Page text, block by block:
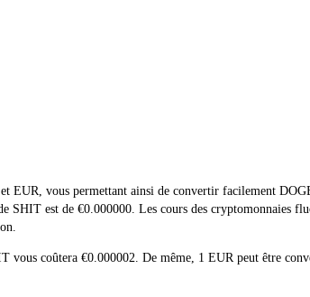
EUR, vous permettant ainsi de convertir facilement
est de €0.000000. Les cours des cryptomonnaies
coûtera €0.000002. De même, 1 EUR peut être